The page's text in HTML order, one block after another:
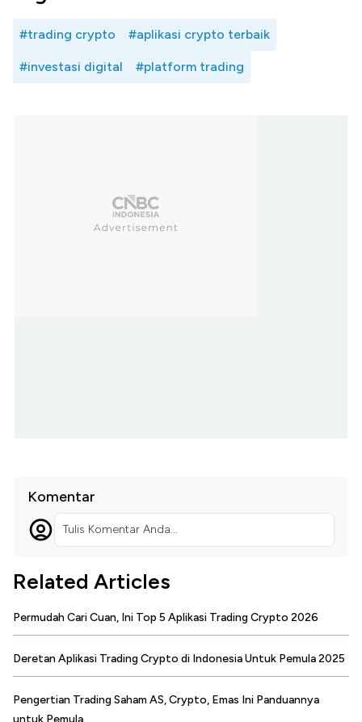
#trading crypto #aplikasi crypto terbaik
#investasi digital #platform trading
Komentar
Tulis Komentar Anda...
Related Articles
Permudah Cari Cuan, Ini Top 5 Aplikasi Trading Crypto 2026
Deretan Aplikasi Trading Crypto di Indonesia Untuk Pemula 2025
Pengertian Trading Saham AS, Crypto, Emas Ini Panduannya
untuk Pemula